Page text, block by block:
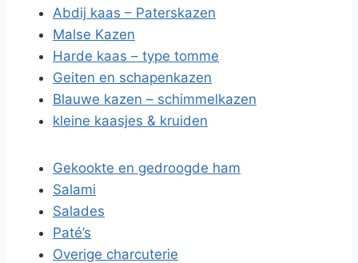
Abdij kaas – Paterskazen
Malse Kazen
Harde kaas – type tomme
Geiten en schapenkazen
Blauwe kazen – schimmelkazen
kleine kaasjes & kruiden
Gekookte en gedroogde ham
Salami
Salades
Paté’s
Overige charcuterie